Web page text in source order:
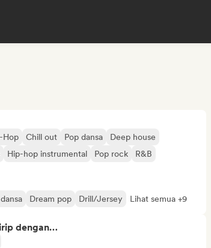
Hop Chill out Pop dansa
Deep house
Hip-hop instrumental Pop rock
R&B
Dream pop Drill/Jersey Lihat semua +9
dengan…